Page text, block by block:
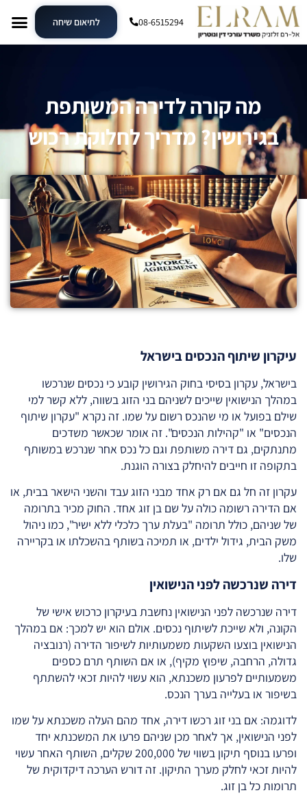
08-6515294 לתיאום שיחה
מה קורה לדירה המשותפת
בגירושין? מדריך לחלוקת רכוש
עיקרון שיתוף הנכסים בישראל
בישראל, עקרון בסיסי בחוק הגירושין קובע כי נכסים שנרכשו
במהלך הנישואין שייכים לשניהם בני הזוג בשווה, ללא קשר למי
שילם בפועל או מי שהנכס רשום על שמו. זה נקרא "עקרון שיתוף
הנכסים" או "קהילות הנכסים". זה אומר שכאשר משדכים
מתנתקים, גם דירה משותפת וגם כל נכס אחר שנרכש במשותף
בתקופה זו חייבים להיחלק בצורה הוגנת.
עקרון זה חל גם אם רק אחד מבני הזוג עבד והשני הישאר בבית, או
אם הדירה רשומה כולה על שם בן זוג אחד. החוק מכיר בתרומה
של שניהם, כולל תרומה "בעלת ערך כלכלי ללא ישיר", כמו ניהול
משק הבית, גידול ילדים, או תמיכה בשותף בהשכלתו או בקריירה
שלו.
דירה שנרכשה לפני הנישואין
דירה שנרכשה לפני הנישואין נחשבת בעיקרון כרכוש אישי של
הקונה, ולא שייכת לשיתוף נכסים. אולם הוא יש למכך: אם במהלך
הנישואין בוצעו השקעות משמעותיות לשיפור הדירה (רנובציה
גדולה, הרחבה, שיפוץ מקיף), או אם השותף תרם כספים
משמעותיים לפרעון משכנתא, הוא עשוי להיות זכאי להשתתף
בשיפור או בעלייה בערך הנכס.
לדוגמה: אם בני זוג רכשו דירה, אחד מהם העלה משכנתא על שמו
לפני הנישואין, אך לאחר מכן שניהם פרעו את המשכנתא יחד
ופרעו בנוסף תיקון בשווי של 200,000 שקלים, השותף האחר עשוי
להיות זכאי לחלק מערך התיקון. זה דורש הערכה דיקדוקית של
תרומות כל בן זוג.